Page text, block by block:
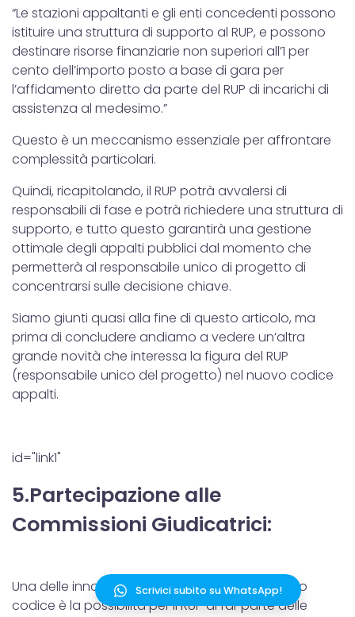
“Le stazioni appaltanti e gli enti concedenti possono
istituire una struttura di supporto al RUP, e possono
destinare risorse finanziarie non superiori all’1 per
cento dell’importo posto a base di gara per
l’affidamento diretto da parte del RUP di incarichi di
assistenza al medesimo.”
Questo è un meccanismo essenziale per affrontare
complessità particolari.
Quindi, ricapitolando, il RUP potrà avvalersi di
responsabili di fase e potrà richiedere una struttura di
supporto, e tutto questo garantirà una gestione
ottimale degli appalti pubblici dal momento che
permetterà al responsabile unico di progetto di
concentrarsi sulle decisione chiave.
Siamo giunti quasi alla fine di questo articolo, ma
prima di concludere andiamo a vedere un’altra
grande novità che interessa la figura del RUP
(responsabile unico del progetto) nel nuovo codice
appalti.
id="link1"
5.Partecipazione alle
Commissioni Giudicatrici:
Una delle innovazioni più significative del nuovo
codice è la possibilità per il RUP di far parte delle
Scrivici subito su WhatsApp!